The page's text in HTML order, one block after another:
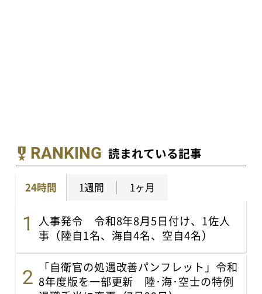
RANKING 読まれている記事
24時間 1週間 1ヶ月
人事発令 令和8年8月5日付け、1佐人
事（陸自1名、海自4名、空自4名）
「自衛官の処遇改善パンフレット」令和
8年度版を一部更新 陸･海･空士の特例